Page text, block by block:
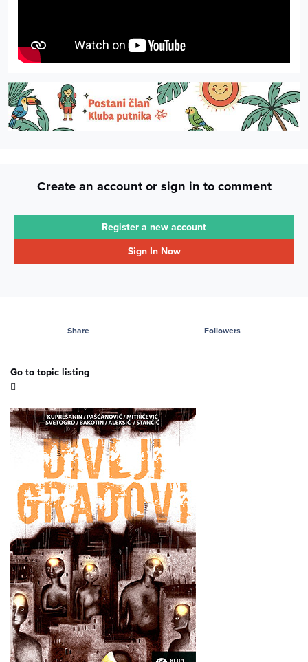
Create an account or sign in to comment
Register a new account
Sign In Now
Share Followers
Go to topic listing